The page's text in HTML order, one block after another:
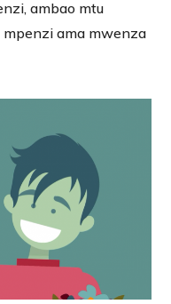
ambao mtu
ama mwenza